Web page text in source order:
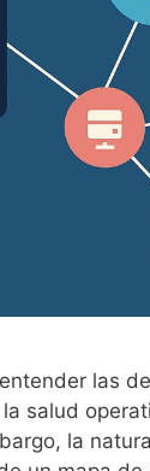
las
salud
la